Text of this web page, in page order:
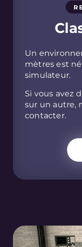
Un
mètres est
simulateur.
Si vous avez
sur un autre,
contacter.